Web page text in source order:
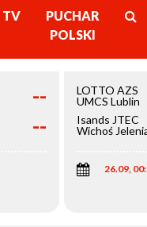
TV
PUCHAR
POLSKI
--
--
LOTTO AZS
UMCS Lublin
Isands JTEC
Wichoś
26.09,